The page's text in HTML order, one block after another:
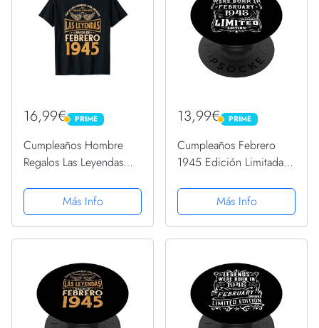
16,99€ PRIME
PRIME
Cumpleaños Hombre
Regalos Las Leyendas
Más Info
13,99€ PRIME
PRIME
Cumpleaños Febrero
1945 Edición Limitada
PopSockets PopGrip
Intercambiable
Más Info